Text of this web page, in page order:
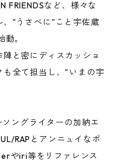
FRIENDSなど、様々な
、"うさべに"こと宇佐蔵
。
と密にディスカッショ
も全て担当し、"いまの宇
ングライターの加納エ
RAPとアンニュイなポ
やiri等をリファレンス